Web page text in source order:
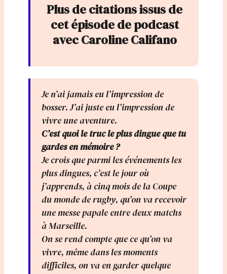
Plus de citations issus de
cet épisode de podcast
avec Caroline Califano
Je n’ai jamais eu l’impression de
bosser. J’ai juste eu l’impression de
vivre une aventure.
C’est quoi le truc le plus dingue que tu
gardes en mémoire ?
Je crois que parmi les événements les
plus dingues, c’est le jour où
j’apprends, à cinq mois de la Coupe
du monde de rugby, qu’on va recevoir
une messe papale entre deux matchs
à Marseille.
On se rend compte que ce qu’on va
vivre, même dans les moments
difficiles, on va en garder quelque